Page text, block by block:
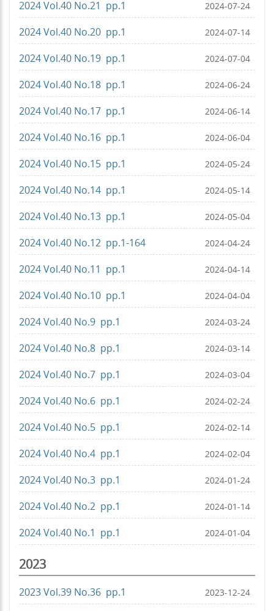
2024 Vol.40 No.21 pp.1 2024-07-24
2024 Vol.40 No.20 pp.1 2024-07-14
2024 Vol.40 No.19 pp.1 2024-07-04
2024 Vol.40 No.18 pp.1 2024-06-24
2024 Vol.40 No.17 pp.1 2024-06-14
2024 Vol.40 No.16 pp.1 2024-06-04
2024 Vol.40 No.15 pp.1 2024-05-24
2024 Vol.40 No.14 pp.1 2024-05-14
2024 Vol.40 No.13 pp.1 2024-05-04
2024 Vol.40 No.12 pp.1-164 2024-04-24
2024 Vol.40 No.11 pp.1 2024-04-14
2024 Vol.40 No.10 pp.1 2024-04-04
2024 Vol.40 No.9 pp.1 2024-03-24
2024 Vol.40 No.8 pp.1 2024-03-14
2024 Vol.40 No.7 pp.1 2024-03-04
2024 Vol.40 No.6 pp.1 2024-02-24
2024 Vol.40 No.5 pp.1 2024-02-14
2024 Vol.40 No.4 pp.1 2024-02-04
2024 Vol.40 No.3 pp.1 2024-01-24
2024 Vol.40 No.2 pp.1 2024-01-14
2024 Vol.40 No.1 pp.1 2024-01-04
2023
2023 Vol.39 No.36 pp.1 2023-12-24